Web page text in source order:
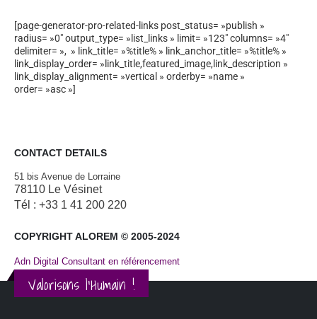
[page-generator-pro-related-links post_status= »publish »
radius= »0″ output_type= »list_links » limit= »123″ columns= »4″
delimiter= », » link_title= »%title% » link_anchor_title= »%title% »
link_display_order= »link_title,featured_image,link_description »
link_display_alignment= »vertical » orderby= »name »
order= »asc »]
CONTACT DETAILS
51 bis Avenue de Lorraine
78110 Le Vésinet
Tél : +33 1 41 200 220
COPYRIGHT ALOREM © 2005-2024
Adn Digital Consultant en référencement
Valorisons l'Humain !